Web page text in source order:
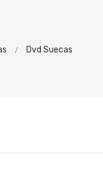
Dvd Suecas